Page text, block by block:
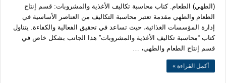
(الطهي) الطعام. كتاب محاسبة تكاليف الأغذية والمشروبات: قسم إنتاج
الطعام والطهي مقدمة تعتبر محاسبة التكاليف من العناصر الأساسية في
إدارة المؤسسات الغذائية، حيث تساعد في تحقيق الفعالية والكفاءة. يتناول
كتاب “محاسبة تكاليف الأغذية والمشروبات” هذا الجانب بشكل خاص في
قسم إنتاج الطعام والطهي، …
أكمل القراءة »